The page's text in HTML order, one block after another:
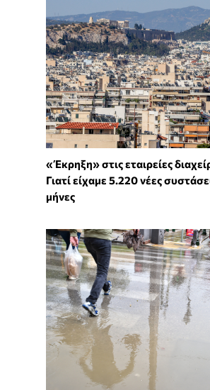
«Έκρηξη» στις εταιρείες
Γιατί είχαμε 5.220 νέες
μήνες